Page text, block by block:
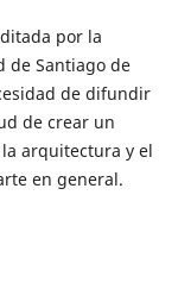
por la
de Santiago de
de difundir
de crear un
arquitectura y el
en general.